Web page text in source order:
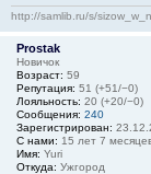
http://samlib.ru/s/
Prostak
Новичок
Возраст: 59
Репутация: 51 (+51/−0)
Лояльность: 20 (+20/−0)
Сообщения: 240
Зарегистрирован:
С нами: 15 лет 7
Имя: Yuri
Откуда: Ужгород